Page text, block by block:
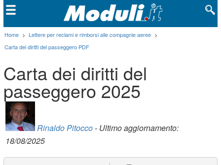
Home > Lettere per reclami e rimborsi alle compagnie aeree >
Carta dei diritti del passeggero PDF
Carta dei diritti del
passeggero 2025
Rinaldo Pitocco- Ultimo aggiornamento:
18/08/2025